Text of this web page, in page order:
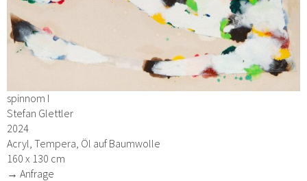
spinnom I
Stefan Glettler
2024
Acryl, Tempera, Öl auf Baumwolle
160 x 130 cm
→ Anfrage